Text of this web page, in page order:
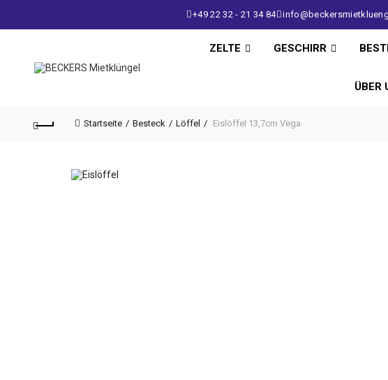
+49 22 32 - 21 34 84
ZELTE GESCHIRR
ÜBER
Startseite Besteck Löffel Eislöffel 13,7cm Vega